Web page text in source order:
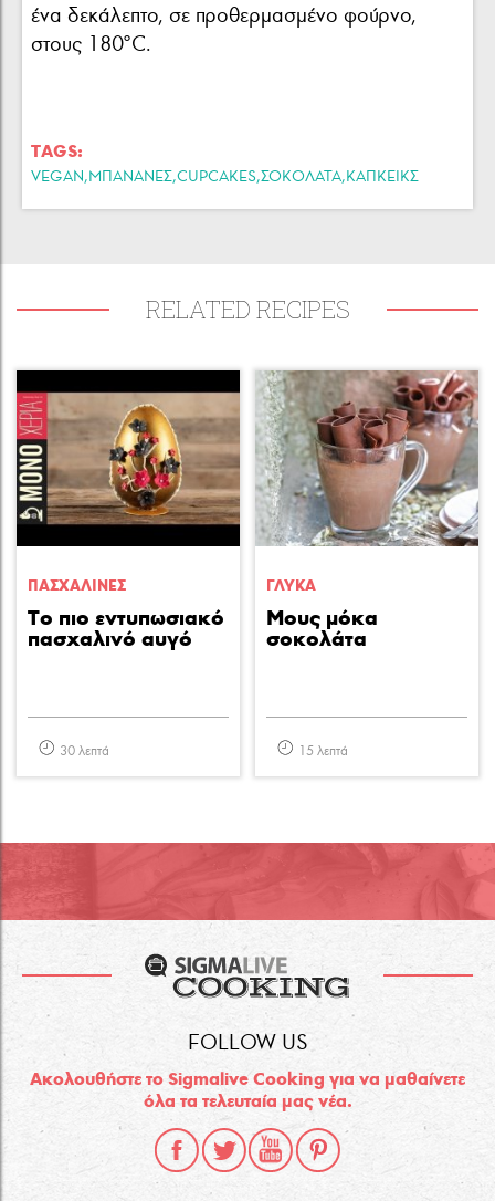
ένα δεκάλεπτο, σε προθερμασμένο φούρνο,
στους 180ºC.
TAGS:
VEGAN,ΜΠΑΝΑΝΕΣ,CUPCAKES,ΣΟΚΟΛΆΤΑ,ΚΑΠΚΕΙΚΣ
RELATED RECIPES
ΠΑΣΧΑΛΙΝΕΣ
Το πιο εντυπωσιακό
πασχαλινό αυγό
30 λεπτά
ΓΛΥΚA
Μους μόκα
σοκολάτα
15 λεπτά
FOLLOW US
Ακολουθήστε το Sigmalive Cooking για να μαθαίνετε
όλα τα τελευταία μας νέα.